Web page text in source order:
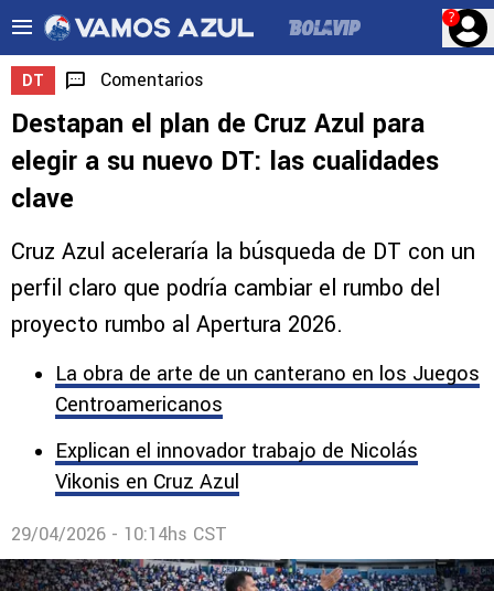
?
DT Comentarios
Destapan el plan de Cruz Azul para
elegir a su nuevo DT: las cualidades
clave
Cruz Azul aceleraría la búsqueda de DT con un
perfil claro que podría cambiar el rumbo del
proyecto rumbo al Apertura 2026.
La obra de arte de un canterano en los Juegos
Centroamericanos
Explican el innovador trabajo de Nicolás
Vikonis en Cruz Azul
29/04/2026 - 10:14hs CST